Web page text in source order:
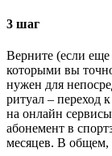
3 шаг
Верните (если
которыми вы
нужен для
ритуал – переход
на онлайн
абонемент в
месяцев. В общем,